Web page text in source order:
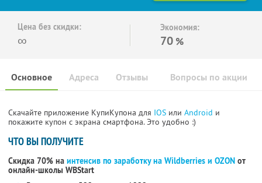
Цена без скидки:
∞
Экономия:
70 %
Основное Отзывы Вопросы по акции
Адреса
Скачайте приложение КупиКупона для IOS или Android и
покажите купон с экрана смартфона. Это удобно :)
ЧТО ВЫ ПОЛУЧИТЕ
Скидка 70% на интенсив по заработку на Wildberries и OZON от
онлайн-школы WBStart